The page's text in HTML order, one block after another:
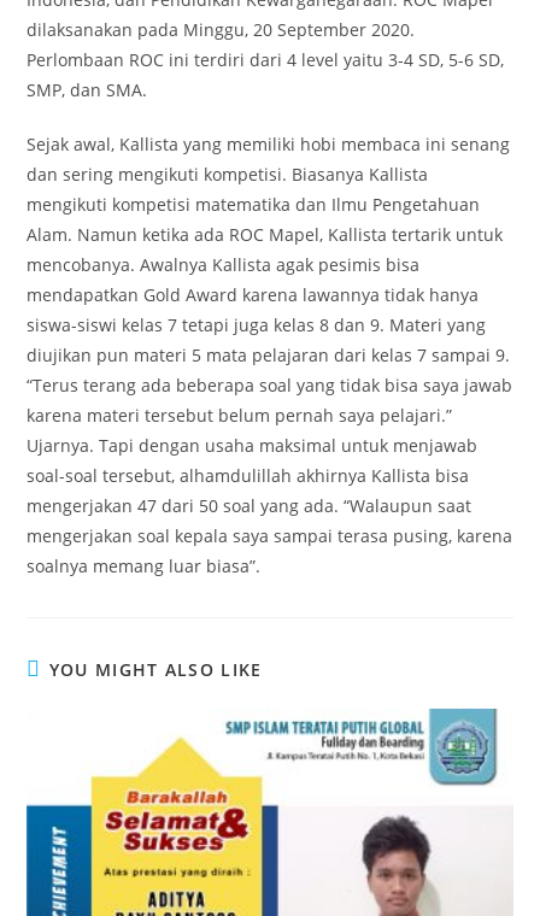
dilaksanakan pada Minggu, 20 September 2020.
Perlombaan ROC ini terdiri dari 4 level yaitu 3-4 SD, 5-6 SD,
SMP, dan SMA.
Sejak awal, Kallista yang memiliki hobi membaca ini senang
dan sering mengikuti kompetisi. Biasanya Kallista
mengikuti kompetisi matematika dan Ilmu Pengetahuan
Alam. Namun ketika ada ROC Mapel, Kallista tertarik untuk
mencobanya. Awalnya Kallista agak pesimis bisa
mendapatkan Gold Award karena lawannya tidak hanya
siswa-siswi kelas 7 tetapi juga kelas 8 dan 9. Materi yang
diujikan pun materi 5 mata pelajaran dari kelas 7 sampai 9.
“Terus terang ada beberapa soal yang tidak bisa saya jawab
karena materi tersebut belum pernah saya pelajari.”
Ujarnya. Tapi dengan usaha maksimal untuk menjawab
soal-soal tersebut, alhamdulillah akhirnya Kallista bisa
mengerjakan 47 dari 50 soal yang ada. “Walaupun saat
mengerjakan soal kepala saya sampai terasa pusing, karena
soalnya memang luar biasa”.
YOU MIGHT ALSO LIKE